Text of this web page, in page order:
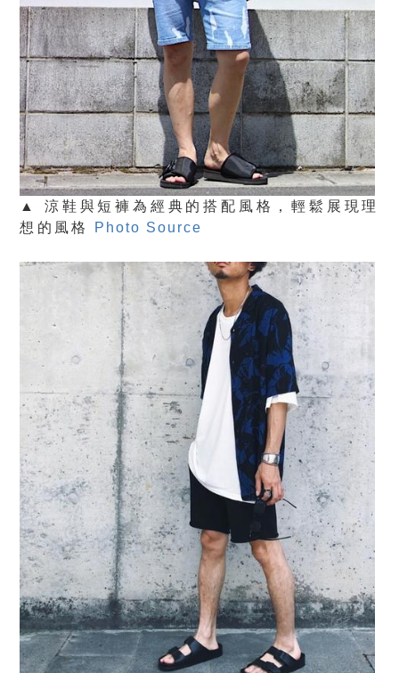
▲ 涼鞋與短褲為經典的搭配風格，輕鬆展現理
想的風格 Photo Source